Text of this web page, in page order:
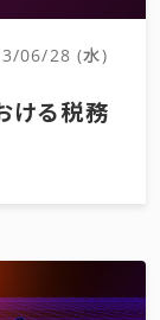
06/28 (水)
ける税務